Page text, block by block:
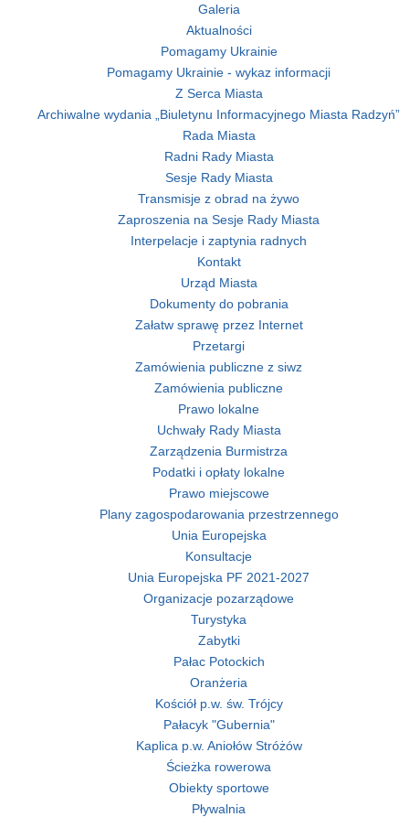
Galeria
Aktualności
Pomagamy Ukrainie
Pomagamy Ukrainie - wykaz informacji
Z Serca Miasta
Archiwalne wydania „Biuletynu Informacyjnego Miasta Radzyń”
Rada Miasta
Radni Rady Miasta
Sesje Rady Miasta
Transmisje z obrad na żywo
Zaproszenia na Sesje Rady Miasta
Interpelacje i zaptynia radnych
Kontakt
Urząd Miasta
Dokumenty do pobrania
Załatw sprawę przez Internet
Przetargi
Zamówienia publiczne z siwz
Zamówienia publiczne
Prawo lokalne
Uchwały Rady Miasta
Zarządzenia Burmistrza
Podatki i opłaty lokalne
Prawo miejscowe
Plany zagospodarowania przestrzennego
Unia Europejska
Konsultacje
Unia Europejska PF 2021-2027
Organizacje pozarządowe
Turystyka
Zabytki
Pałac Potockich
Oranżeria
Kościół p.w. św. Trójcy
Pałacyk "Gubernia"
Kaplica p.w. Aniołów Stróżów
Ścieżka rowerowa
Obiekty sportowe
Pływalnia